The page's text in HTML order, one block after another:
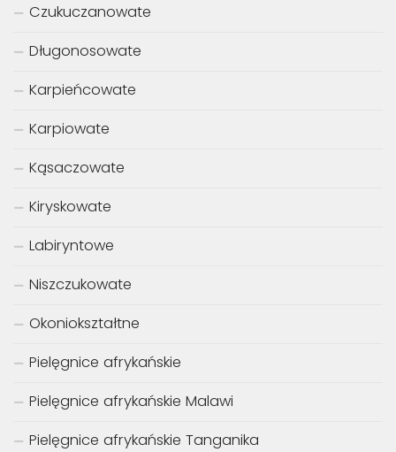
Czukuczanowate
Długonosowate
Karpieńcowate
Karpiowate
Kąsaczowate
Kiryskowate
Labiryntowe
Niszczukowate
Okoniokształtne
Pielęgnice afrykańskie
Pielęgnice afrykańskie Malawi
Pielęgnice afrykańskie Tanganika